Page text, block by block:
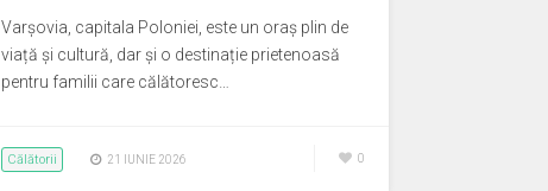
Varșovia, capitala Poloniei, este un oraș plin de
viață și cultură, dar și o destinație prietenoasă
pentru familii care călătoresc…
Călătorii 21 IUNIE 2026 0